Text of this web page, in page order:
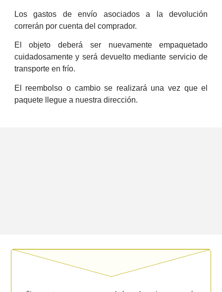
Los gastos de envío asociados a la devolución
correrán por cuenta del comprador.
El objeto deberá ser nuevamente empaquetado
cuidadosamente y será devuelto mediante servicio de
transporte en frío.
El reembolso o cambio se realizará una vez que el
paquete llegue a nuestra dirección.